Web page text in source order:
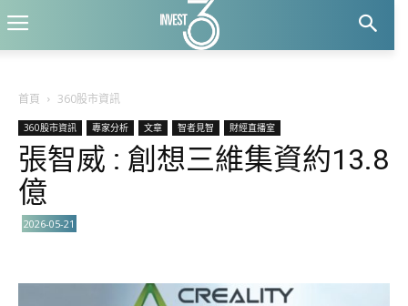
首頁 360股市資訊
360股市資訊 專家分析 文章 智者見智 財經直播室
張智威 : 創想三維集資約13.8
億
2026-05-21